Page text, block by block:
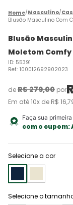
Masculino
Blusão Masculino Com
Blusão
Moletom
ID: 55391
Ref.: 100012692902023
deR$279,00 por
Em até10x de R$ 16,
Faça sua
com o cupom:
Selecione a cor